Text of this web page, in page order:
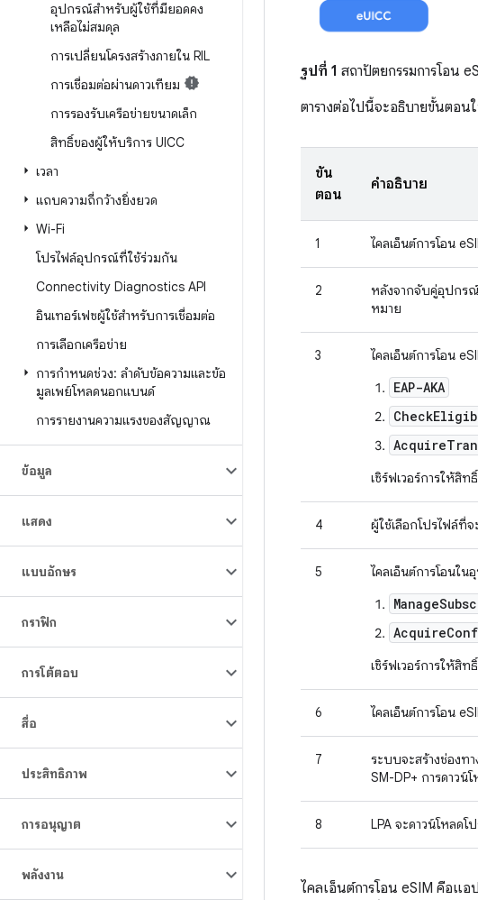
อุปกรณ์สำหรับผู้ใช้ที่มียอดคง
เหลือไม่สมดุล
การเปลี่ยนโครงสร้างภายใน RIL
การเชื่อมต่อผ่านดาวเทียม
การรองรับเครือข่ายขนาดเล็ก
สิทธิ์ของผู้ให้บริการ UICC
เวลา
แถบความถี่กว้างยิ่งยวด
Wi-Fi
โปรไฟล์อุปกรณ์ที่ใช้ร่วมกัน
Connectivity Diagnostics API
อินเทอร์เฟซผู้ใช้สำหรับการเชื่อมต่อ
การเลือกเครือข่าย
การกำหนดช่วง: ลำดับข้อความและข้อ
มูลเพย์โหลดนอกแบนด์
การรายงานความแรงของสัญญาณ
ข้อมูล
แสดง
แบบอักษร
กราฟิก
การโต้ตอบ
สื่อ
ประสิทธิภาพ
การอนุญาต
พลังงาน
รูปที่ 1 สถาปัตยกรรมการโอน
ตารางต่อไปนี้จะอธิบายขั้นตอน
ขั้น
ตอน
คำอธิบาย
1 ไคลเอ็นต์การโอน
2
หลังจากจับคู่อุปกรณ์
หมาย
3 ไคลเอ็นต์การโอน
EAP-AKA
เซิร์ฟเวอร์การให้สิท
4 ผู้ใช้เลือกโปรไฟล์ที่จ
5 ไคลเอ็นต์การโอนใ
เซิร์ฟเวอร์การให้สิ
6 ไคลเอ็นต์การโอน
7
ระบบจะสร้างช่องท
SM-DP+ การดาวน์
8 LPA จะดาวน์โหลดโ
ไคลเอ็นต์การโอน eSIM คือแ